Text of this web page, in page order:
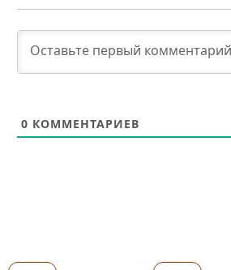
0 КОММЕНТАРИЕВ